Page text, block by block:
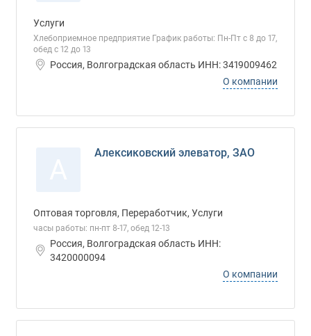
Услуги
Хлебоприемное предприятие График работы: Пн-Пт с 8 до 17,
обед с 12 до 13
Россия, Волгоградская область ИНН: 3419009462
О компании
Алексиковский элеватор, ЗАО
Оптовая торговля, Переработчик, Услуги
часы работы: пн-пт 8-17, обед 12-13
Россия, Волгоградская область ИНН:
3420000094
О компании